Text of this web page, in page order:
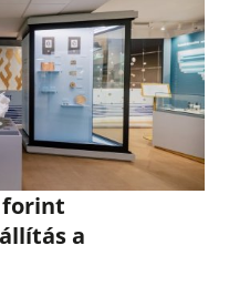
forint
a